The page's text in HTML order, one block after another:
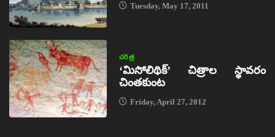
Tuesday, May 17, 2011
చరిత్ర
‘మిసోలిథిక్‌’ చిత్రాల స్థావరం
చింతకుంట
Friday, April 27, 2012